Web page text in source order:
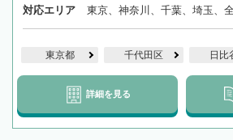
対応エリア 東京、神奈川、千葉、埼玉、
東京都 千代田区 日比
詳細を見る